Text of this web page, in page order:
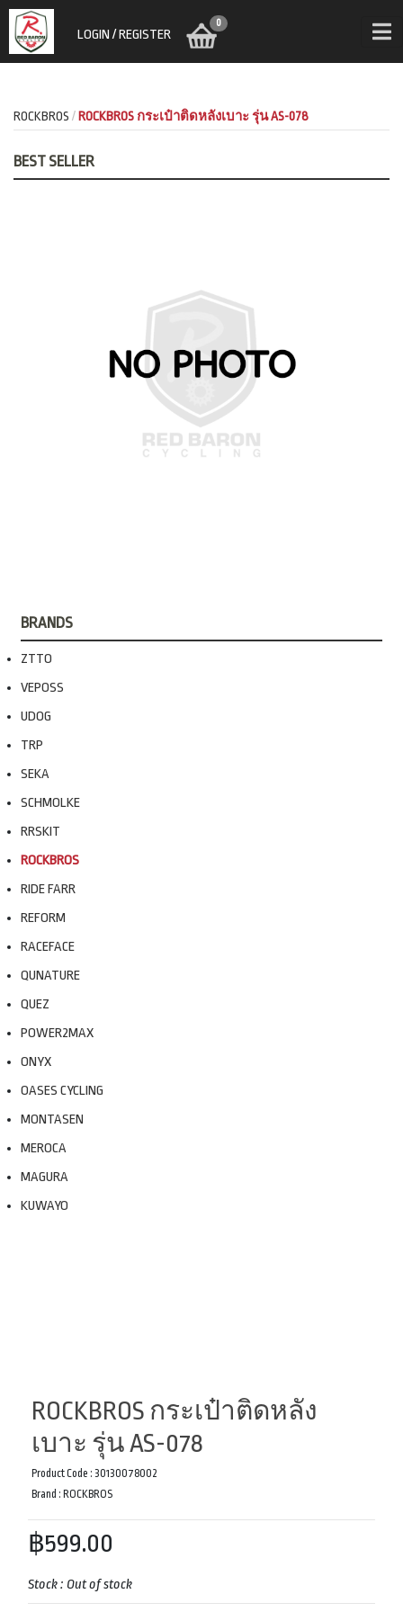
LOGIN / REGISTER
0
ROCKBROS ROCKBROS กระเป๋าติดหลังเบาะ รุ่น AS-078
BRANDS
ZTTO
VEPOSS
UDOG
TRP
SEKA
SCHMOLKE
RRSKIT
ROCKBROS
RIDE FARR
REFORM
RACEFACE
QUNATURE
QUEZ
POWER2MAX
ONYX
OASES CYCLING
MONTASEN
MEROCA
MAGURA
KUWAYO
BEST SELLER
ROCKBROS กระเป๋าติดหลัง
เบาะ รุ่น AS-078
Product Code : 30130078002
Brand : ROCKBROS
฿599.00
Stock : Out of stock